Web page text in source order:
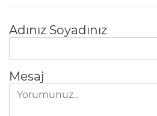
Adınız Soyadınız
Mesaj